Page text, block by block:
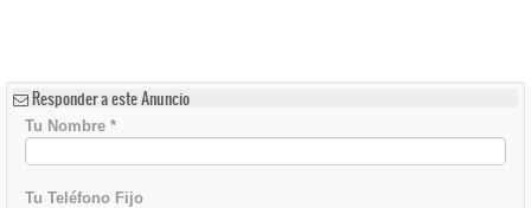
Responder a este Anuncio
Tu Nombre *
Tu Teléfono Fijo